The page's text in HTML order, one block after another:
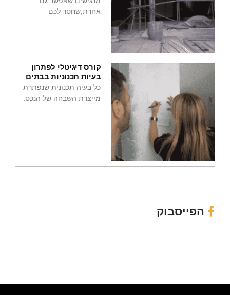
אחרת,שחסר לכם
קורס דיגיטלי לפתרון
בעיות תכנוניות בבתים
כל בעיה תכנונית שנפתרת
מייצרת השבחה של הנכס.
הפייסבוק